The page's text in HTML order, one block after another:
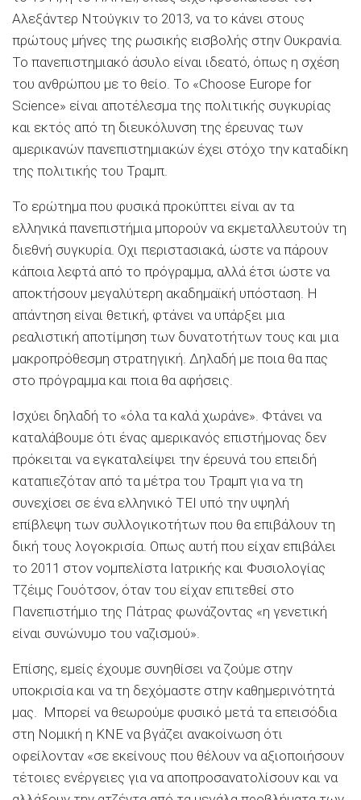
Αλεξάντερ Ντούγκιν το 2013, να το κάνει στους
πρώτους μήνες της ρωσικής εισβολής στην Ουκρανία.
Το πανεπιστημιακό άσυλο είναι ιδεατό, όπως η σχέση
του ανθρώπου με το θείο. Το «Choose Europe for
Science» είναι αποτέλεσμα της πολιτικής συγκυρίας
και εκτός από τη διευκόλυνση της έρευνας των
αμερικανών πανεπιστημιακών έχει στόχο την καταδίκη
της πολιτικής του Τραμπ.
Το ερώτημα που φυσικά προκύπτει είναι αν τα
ελληνικά πανεπιστήμια μπορούν να εκμεταλλευτούν τη
διεθνή συγκυρία. Οχι περιστασιακά, ώστε να πάρουν
κάποια λεφτά από το πρόγραμμα, αλλά έτσι ώστε να
αποκτήσουν μεγαλύτερη ακαδημαϊκή υπόσταση. Η
απάντηση είναι θετική, φτάνει να υπάρξει μια
ρεαλιστική αποτίμηση των δυνατοτήτων τους και μια
μακροπρόθεσμη στρατηγική. Δηλαδή με ποια θα πας
στο πρόγραμμα και ποια θα αφήσεις.
Ισχύει δηλαδή το «όλα τα καλά χωράνε». Φτάνει να
καταλάβουμε ότι ένας αμερικανός επιστήμονας δεν
πρόκειται να εγκαταλείψει την έρευνά του επειδή
καταπιεζόταν από τα μέτρα του Τραμπ για να τη
συνεχίσει σε ένα ελληνικό ΤΕΙ υπό την υψηλή
επίβλεψη των συλλογικοτήτων που θα επιβάλουν τη
δική τους λογοκρισία. Οπως αυτή που είχαν επιβάλει
το 2011 στον νομπελίστα Ιατρικής και Φυσιολογίας
Τζέιµς Γουότσον, όταν του είχαν επιτεθεί στο
Πανεπιστήμιο της Πάτρας φωνάζοντας «η γενετική
είναι συνώνυμο του ναζισμού».
Επίσης, εμείς έχουμε συνηθίσει να ζούμε στην
υποκρισία και να τη δεχόμαστε στην καθημερινότητά
μας. Μπορεί να θεωρούμε φυσικό μετά τα επεισόδια
στη Νομική η ΚΝΕ να βγάζει ανακοίνωση ότι
οφείλονταν «σε εκείνους που θέλουν να αξιοποιήσουν
τέτοιες ενέργειες για να αποπροσανατολίσουν και να